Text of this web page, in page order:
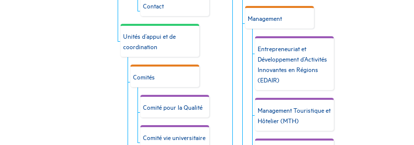
Contact
Unités d’appui et de
coordination
Comités
Comité pour la Qualité
Comité vie universitaire
Management
Entrepreneuriat et
Développement d’Activités
Innovantes en Régions
(EDAIR)
Management Touristique et
Hôtelier (MTH)